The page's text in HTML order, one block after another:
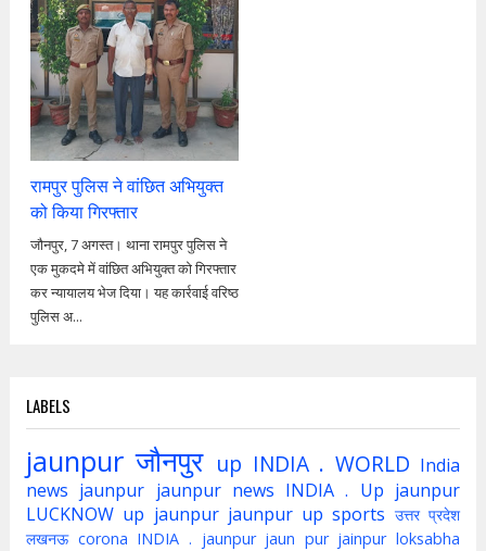
रामपुर पुलिस ने वांछित अभियुक्त
को किया गिरफ्तार
जौनपुर, 7 अगस्त। थाना रामपुर पुलिस ने
एक मुकदमे में वांछित अभियुक्त को गिरफ्तार
कर न्यायालय भेज दिया। यह कार्रवाई वरिष्ठ
पुलिस अ...
LABELS
jaunpur जौनपुर up INDIA . WORLD India
news jaunpur jaunpur news INDIA . Up jaunpur
LUCKNOW up jaunpur jaunpur up sports उत्तर प्रदेश
लखनऊ corona INDIA . jaunpur jaun pur jainpur loksabha